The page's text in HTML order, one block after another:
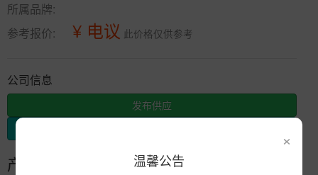
×
温馨公告
所属品牌:
参考报价:
¥ 电议 此价格仅供参考
公司信息
发布供应
产品参数